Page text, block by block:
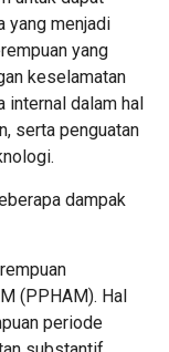
yang menjadi
yang
keselamatan
internal dalam hal
serta penguatan
dampak
(PPHAM). Hal
periode